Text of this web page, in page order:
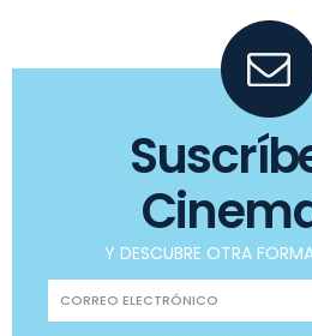
Y DESCUBRE OTRA